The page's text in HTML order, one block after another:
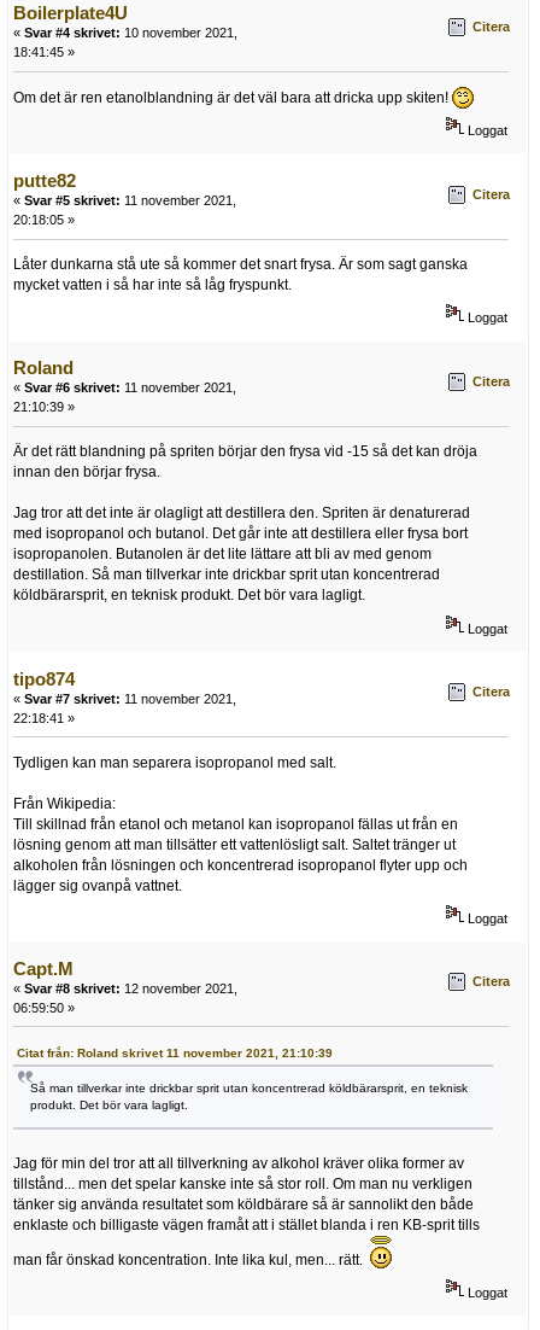
Boilerplate4U
« Svar #4 skrivet: 10 november 2021,
18:41:45 »
Citera
Om det är ren etanolblandning är det väl bara att dricka upp skiten!
Loggat
putte82
« Svar #5 skrivet: 11 november 2021,
20:18:05 »
Citera
Låter dunkarna stå ute så kommer det snart frysa. Är som sagt ganska
mycket vatten i så har inte så låg fryspunkt.
Loggat
Roland
« Svar #6 skrivet: 11 november 2021,
21:10:39 »
Citera
Är det rätt blandning på spriten börjar den frysa vid -15 så det kan dröja
innan den börjar frysa.
Jag tror att det inte är olagligt att destillera den. Spriten är denaturerad
med isopropanol och butanol. Det går inte att destillera eller frysa bort
isopropanolen. Butanolen är det lite lättare att bli av med genom
destillation. Så man tillverkar inte drickbar sprit utan koncentrerad
köldbärarsprit, en teknisk produkt. Det bör vara lagligt.
Loggat
tipo874
« Svar #7 skrivet: 11 november 2021,
22:18:41 »
Citera
Tydligen kan man separera isopropanol med salt.
Från Wikipedia:
Till skillnad från etanol och metanol kan isopropanol fällas ut från en
lösning genom att man tillsätter ett vattenlösligt salt. Saltet tränger ut
alkoholen från lösningen och koncentrerad isopropanol flyter upp och
lägger sig ovanpå vattnet.
Loggat
Capt.M
« Svar #8 skrivet: 12 november 2021,
06:59:50 »
Citera
Citat från: Roland skrivet 11 november 2021, 21:10:39
Så man tillverkar inte drickbar sprit utan koncentrerad köldbärarsprit, en teknisk
produkt. Det bör vara lagligt.
Jag för min del tror att all tillverkning av alkohol kräver olika former av
tillstånd... men det spelar kanske inte så stor roll. Om man nu verkligen
tänker sig använda resultatet som köldbärare så är sannolikt den både
enklaste och billigaste vägen framåt att i stället blanda i ren KB-sprit tills
man får önskad koncentration. Inte lika kul, men... rätt.
Loggat